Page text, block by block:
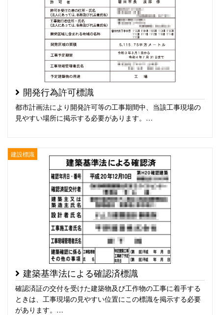
開発行為許可標識
都市計画法により開発許可等の工事期間中、当該工事現場の
見やすい場所に掲示する必要があります。…
建設標識
建築基準法による確認済標識
確認済証の交付を受けた建築物及び工作物の工事に着手する
ときは、工事現場の見やすい位置にこの標識を掲示する必要
があります。…